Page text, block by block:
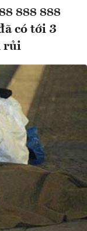
888 888
có tới 3
rủi